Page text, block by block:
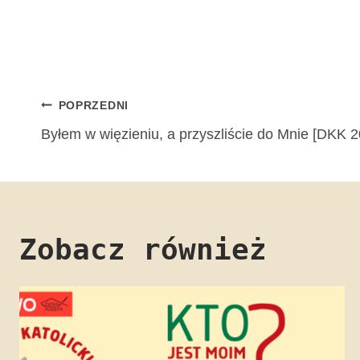
Nawigacja
wpisu
POPRZEDNI
Byłem w więzieniu, a przyszliście do Mnie [DKK
Zobacz również